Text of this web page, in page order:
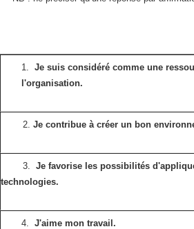
1. Je suis considéré comme une
l'organisation.
2. Je contribue à créer un bon
3. Je favorise les possibilités
technologies.
4. J'aime mon travail.